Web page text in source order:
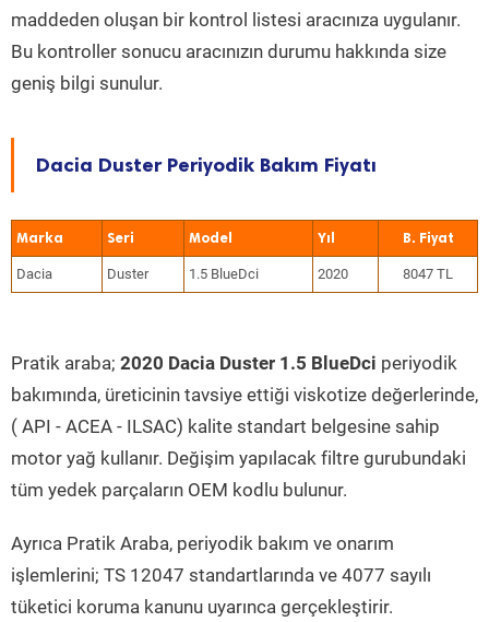
maddeden oluşan bir kontrol listesi aracınıza uygulanır.
Bu kontroller sonucu aracınızın durumu hakkında size
geniş bilgi sunulur.
Dacia Duster Periyodik Bakım Fiyatı
Marka Seri Model Yıl
Dacia Duster 1.5 BlueDci 2020 8047 TL
Pratik araba; 2020 Dacia Duster 1.5 BlueDci periyodik
bakımında, üreticinin tavsiye ettiği viskotize değerlerinde,
( API - ACEA - ILSAC) kalite standart belgesine sahip
motor yağ kullanır. Değişim yapılacak filtre gurubundaki
tüm yedek parçaların OEM kodlu bulunur.
Ayrıca Pratik Araba, periyodik bakım ve onarım
işlemlerini; TS 12047 standartlarında ve 4077 sayılı
tüketici koruma kanunu uyarınca gerçekleştirir.